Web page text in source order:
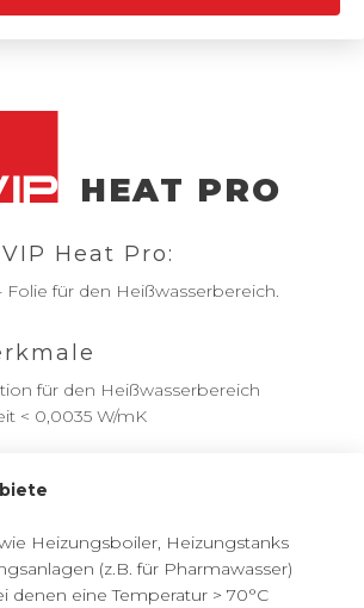
HEAT PRO
Heat Pro:
für den Heißwasserbereich.
für den Heißwasserbereich
< 0,0035 W/mK
Heizungsboiler, Heizungstanks
(z.B. für Pharmawasser)
denen eine Temperatur > 70°C